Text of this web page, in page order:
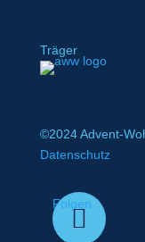
Träger
©2024 Advent-
Datenschutz
Folgen